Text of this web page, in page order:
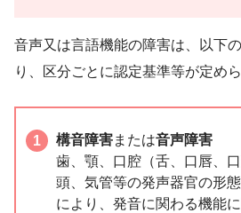
音声又は言語機能の障害は、以下
り、区分ごとに認定基準等が定め
構音障害または音声障害
歯、顎、口腔（舌、口唇、
頭、気管等の発声器官の形
により、発音に関わる機能